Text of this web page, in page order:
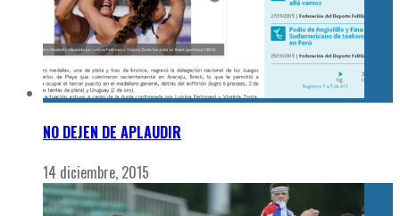
NO DEJEN DE APLAUDIR
14 diciembre, 2015